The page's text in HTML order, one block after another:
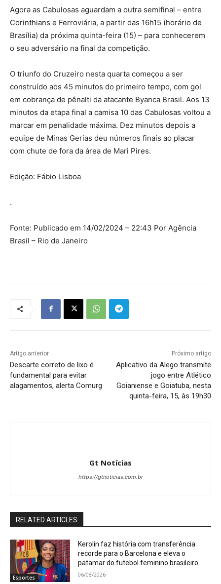
Agora as Cabulosas aguardam a outra semifinal – entre
Corinthians e Ferroviária, a partir das 16h15 (horário de
Brasília) da próxima quinta-feira (15) – para conhecerem
o seu adversário na final da competição.
O triunfo do Cruzeiro nesta quarta começou a ser
construído aos 45 minutos do primeiro tempo, com gol
em cobrança de pênalti da atacante Byanca Brasil. Aos 13
minutos da etapa final a camisa 10 das Cabulosas voltou a
marcar em penalidade máxima. Dez minutos depois a
equipe de Minas Gerias deu números finais ao placar
com chute de fora da área de Mari Pires.
Edição: Fábio Lisboa
.
Fonte: Publicado em 14/02/2024 – 22:43 Por Agência
Brasil – Rio de Janeiro
Artigo anterior
Descarte correto de lixo é
fundamental para evitar
alagamentos, alerta Comurg
Próximo artigo
Aplicativo da Alego transmite
jogo entre Atlético
Goianiense e Goiatuba, nesta
quinta-feira, 15, às 19h30
Gt Notícias
https://gtnoticias.com.br
RELATED ARTICLES
Esportes
Kerolin faz história com transferência
recorde para o Barcelona e eleva o
patamar do futebol feminino brasileiro
06/08/2026